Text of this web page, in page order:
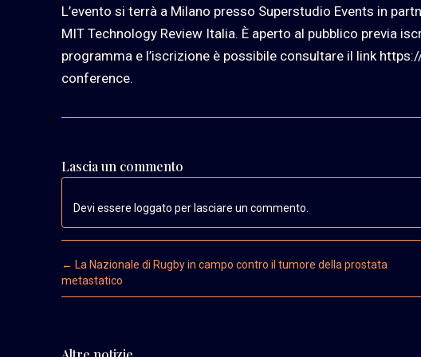
L’evento si terrà a Milano presso Superstudio Events in
MIT Technology Review Italia. È aperto al pubblico previa
programma e l’iscrizione è possibile consultare il link
conference.
Lascia un commento
Devi essere loggato per lasciare un commento.
Post navigation
← La Nazionale di Rugby in campo contro il tumore della prostata
metastatico